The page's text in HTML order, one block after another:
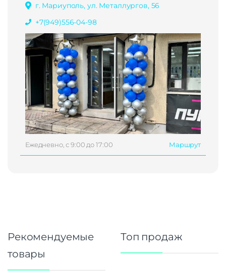
г. Мариуполь, ул. Металлургов, 56
+7(949)556-04-98
Ежедневно, с 9:00 до 17:00 Маршрут
Рекомендуемые
товары
Топ продаж